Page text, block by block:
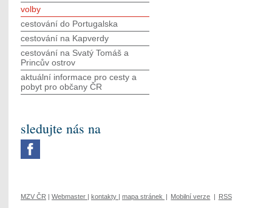
volby
cestování do Portugalska
cestování na Kapverdy
cestování na Svatý Tomáš a
Princův ostrov
aktuální informace pro cesty a
pobyt pro občany ČR
sledujte nás na
MZV ČR | Webmaster | kontakty | mapa stránek | Mobilní verze | RSS